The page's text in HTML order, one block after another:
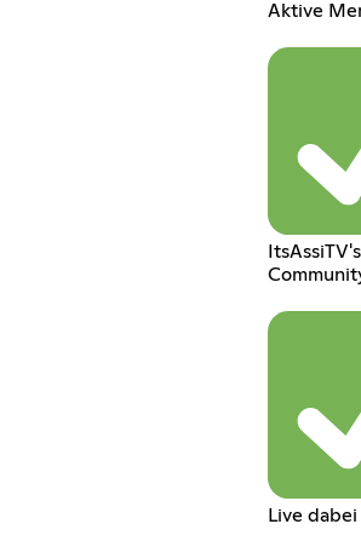
Aktive
ItsAssiTV's
Live dabei